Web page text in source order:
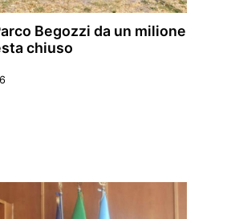
Begozzi da un milione
chiuso